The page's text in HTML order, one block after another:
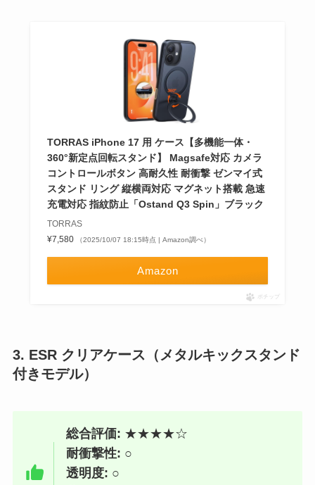
TORRAS iPhone 17 用 ケース【多機能一体・
360°新定点回転スタンド】 Magsafe対応 カメラ
コントロールボタン 高耐久性 耐衝撃 ゼンマイ式
スタンド リング 縦横両対応 マグネット搭載 急速
充電対応 指紋防止「Ostand Q3 Spin」ブラック
TORRAS
¥7,580
（2025/10/07 18:15時点 | Amazon調べ）
Amazon
ポチップ
3. ESR クリアケース（メタルキックスタンド
付きモデル）
総合評価: ★★★★☆
耐衝撃性: ○
透明度: ○